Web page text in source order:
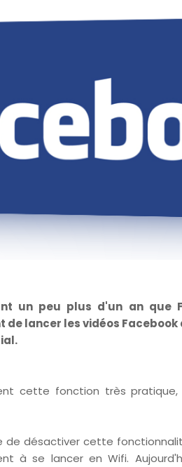
un peu plus d'un an que
lancer les vidéos
cette fonction très
de désactiver cette
à se lancer en Wifi.